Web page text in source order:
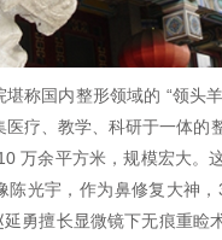
堪称国内整形领域的 “领头
医疗、教学、科研于一体的
万余平方米，规模宏大。
陈光宇，作为鼻修复大神
勇擅长显微镜下无痕重睑